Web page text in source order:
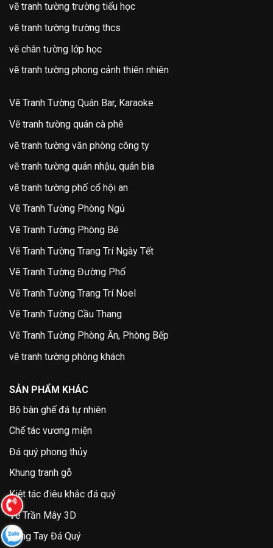
vẽ tranh tường trường tiểu học
vẽ tranh tường trường thcs
vẽ chân tường lớp học
vẽ tranh tường phong cảnh thiên nhiên
Vẽ Tranh Tường Quán Bar, Karaoke
Vẽ tranh tường quán cà phê
vẽ tranh tường văn phòng công ty
vẽ tranh tường quán nhậu, quán bia
vẽ tranh tường phố cổ hội an
Vẽ Tranh Tường Phòng Ngủ
Vẽ Tranh Tường Phòng Bé
Vẽ Tranh Tường Trang Trí Ngày Tết
Vẽ Tranh Tường Đường Phố
Vẽ Tranh Tường Trang Trí Noel
Vẽ Tranh Tường Cầu Thang
Vẽ Tranh Tường Phòng Ăn, Phòng Bếp
vẽ tranh tường phòng khách
SẢN PHẨM KHÁC
Bộ bàn ghế đá tự nhiên
Chế tác vương miện
Đá quý phong thủy
Khung tranh gỗ
Kiệt tác điêu khắc đá quý
Vẽ Trần Mây 3D
Vòng Tay Đá Quý